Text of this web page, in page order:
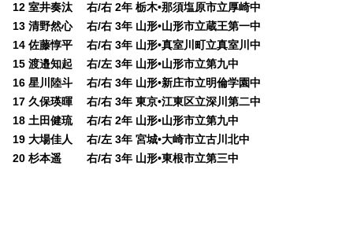
12 室井奏汰 右/右 2年 栃木•那須塩原市立厚崎中
13 清野然心 右/右 3年 山形•山形市立蔵王第一中
14 佐藤惇平 右/右 3年 山形•真室川町立真室川中
15 渡邉知起 右/左 3年 山形•山形市立第九中
16 星川陸斗 右/右 3年 山形•新庄市立明倫学園中
17 久保瑛暉 右/右 3年 東京•江東区立深川第二中
18 土田健琉 右/右 2年 山形•山形市立第九中
19 大場佳人 右/左 3年 宮城•大崎市立古川北中
20 杉本遥 右/右 3年 山形•東根市立第三中